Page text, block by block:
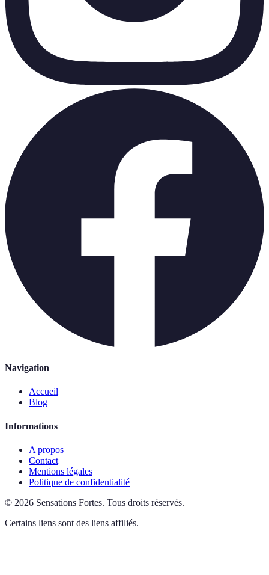
Navigation
Accueil
Blog
Informations
A propos
Contact
Mentions légales
Politique de confidentialité
© 2026 Sensations Fortes. Tous droits réservés.
Certains liens sont des liens affiliés.